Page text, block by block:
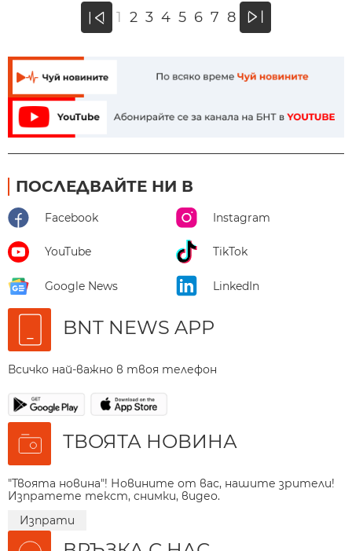
« 1 2 3 4 5 6 7 8 »
ПОСЛЕДВАЙТЕ НИ В
Facebook Instagram
YouTube TikTok
Google News LinkedIn
BNT NEWS APP
Всичко най-важно в твоя телефон
ТВОЯТА НОВИНА
"Твоята новина"! Новините от вас, нашите зрители!
Изпратете текст, снимки, видео.
Изпрати